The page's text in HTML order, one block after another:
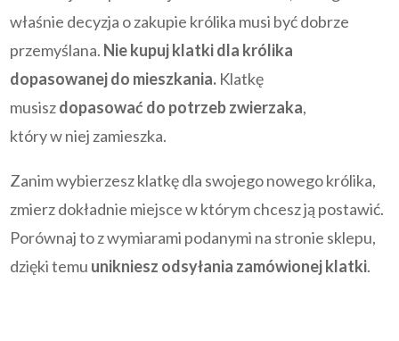
właśnie decyzja o zakupie królika musi być dobrze
przemyślana. Nie kupuj klatki dla królika
dopasowanej do mieszkania. Klatkę
musiszdopasować do potrzeb zwierzaka,
który w niej zamieszka.
Zanim wybierzesz klatkę dla swojego nowego królika,
zmierz dokładnie miejsce w którym chcesz ją postawić.
Porównaj to z wymiarami podanymi na stronie sklepu,
dzięki temu unikniesz odsyłania zamówionej klatki.